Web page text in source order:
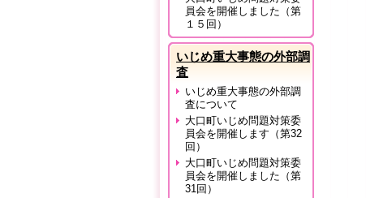
員会を開催しました（第
１５回）
いじめ重大事態の外部調
査
いじめ重大事態の外部調
査について
大口町いじめ問題対策委
員会を開催します（第32
回）
大口町いじめ問題対策委
員会を開催しました（第
31回）